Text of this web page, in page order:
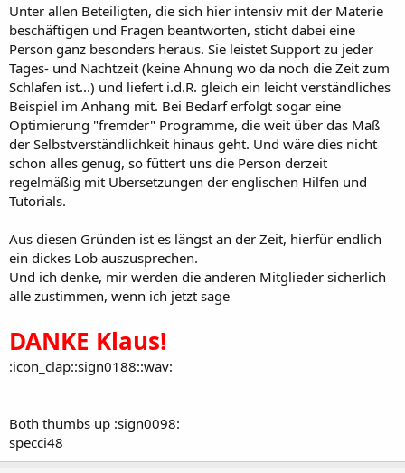
Unter allen Beteiligten, die sich hier intensiv mit der Materie
beschäftigen und Fragen beantworten, sticht dabei eine
Person ganz besonders heraus. Sie leistet Support zu jeder
Tages- und Nachtzeit (keine Ahnung wo da noch die Zeit zum
Schlafen ist...) und liefert i.d.R. gleich ein leicht verständliches
Beispiel im Anhang mit. Bei Bedarf erfolgt sogar eine
Optimierung "fremder" Programme, die weit über das Maß
der Selbstverständlichkeit hinaus geht. Und wäre dies nicht
schon alles genug, so füttert uns die Person derzeit
regelmäßig mit Übersetzungen der englischen Hilfen und
Tutorials.
Aus diesen Gründen ist es längst an der Zeit, hierfür endlich
ein dickes Lob auszusprechen.
Und ich denke, mir werden die anderen Mitglieder sicherlich
alle zustimmen, wenn ich jetzt sage
DANKE Klaus!
:icon_clap::sign0188::wav:
Both thumbs up :sign0098:
specci48